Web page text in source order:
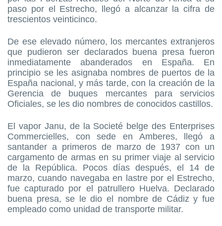
paso por el Estrecho, llegó a alcanzar la cifra de
trescientos veinticinco.
De ese elevado número, los mercantes extranjeros
que pudieron ser declarados buena presa fueron
inmediatamente abanderados en España. En
principio se les asignaba nombres de puertos de la
España nacional, y más tarde, con la creación de la
Gerencia de buques mercantes para servicios
Oficiales, se les dio nombres de conocidos castillos.
El vapor Janu, de la Societé belge des Enterprises
Commercielles, con sede en Amberes, llegó a
santander a primeros de marzo de 1937 con un
cargamento de armas en su primer viaje al servicio
de la República. Pocos días después, el 14 de
marzo, cuando navegaba en lastre por el Estrecho,
fue capturado por el patrullero Huelva. Declarado
buena presa, se le dio el nombre de Cádiz y fue
empleado como unidad de transporte militar.